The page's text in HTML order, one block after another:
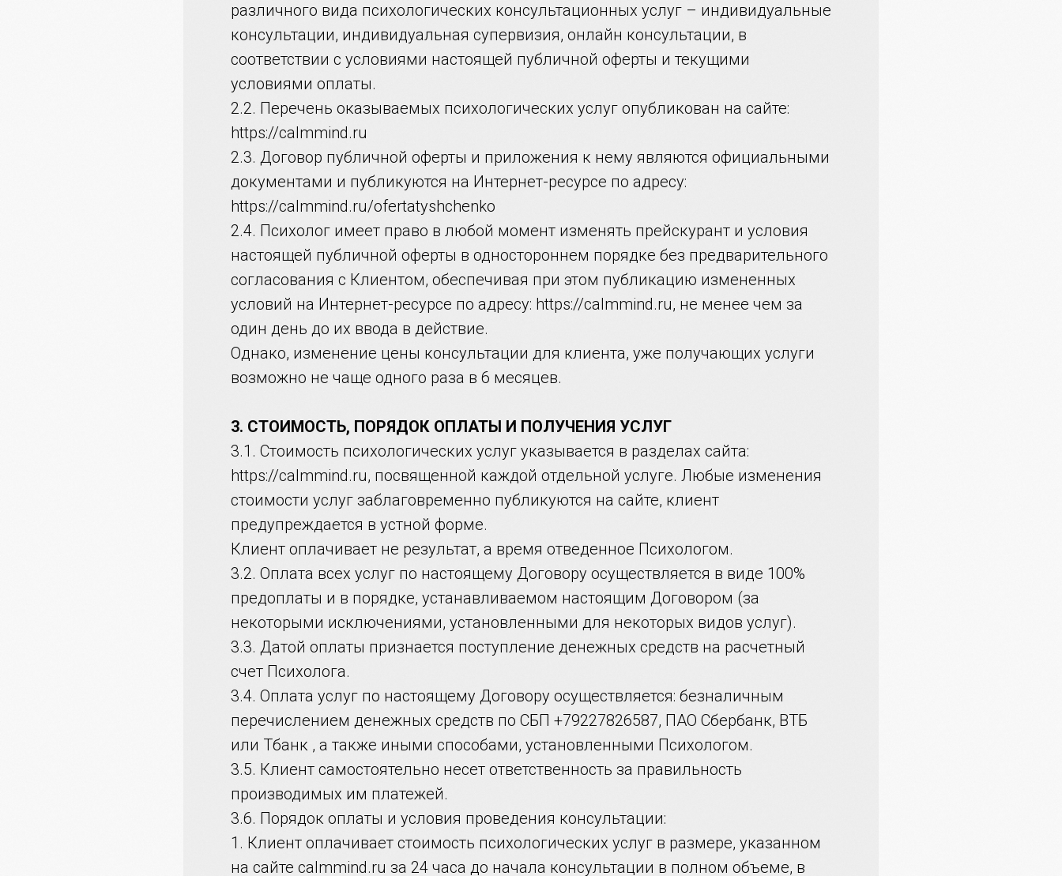
различного вида психологических консультационных услуг – индивидуальные
консультации, индивидуальная супервизия, онлайн консультации, в
соответствии с условиями настоящей публичной оферты и текущими
условиями оплаты.
2.2. Перечень оказываемых психологических услуг опубликован на сайте:
https://calmmind.ru
2.3. Договор публичной оферты и приложения к нему являются официальными
документами и публикуются на Интернет-ресурсе по адресу:
https://calmmind.ru/ofertatyshchenko
2.4. Психолог имеет право в любой момент изменять прейскурант и условия
настоящей публичной оферты в одностороннем порядке без предварительного
согласования с Клиентом, обеспечивая при этом публикацию измененных
условий на Интернет-ресурсе по адресу: https://calmmind.ru, не менее чем за
один день до их ввода в действие.
Однако, изменение цены консультации для клиента, уже получающих услуги
возможно не чаще одного раза в 6 месяцев.
3. СТОИМОСТЬ, ПОРЯДОК ОПЛАТЫ И ПОЛУЧЕНИЯ УСЛУГ
3.1. Стоимость психологических услуг указывается в разделах сайта:
https://calmmind.ru, посвященной каждой отдельной услуге. Любые изменения
стоимости услуг заблаговременно публикуются на сайте, клиент
предупреждается в устной форме.
Клиент оплачивает не результат, а время отведенное Психологом.
3.2. Оплата всех услуг по настоящему Договору осуществляется в виде 100%
предоплаты и в порядке, устанавливаемом настоящим Договором (за
некоторыми исключениями, установленными для некоторых видов услуг).
3.3. Датой оплаты признается поступление денежных средств на расчетный
счет Психолога.
3.4. Оплата услуг по настоящему Договору осуществляется: безналичным
перечислением денежных средств по СБП +79227826587, ПАО Сбербанк, ВТБ
или Тбанк , а также иными способами, установленными Психологом.
3.5. Клиент самостоятельно несет ответственность за правильность
производимых им платежей.
3.6. Порядок оплаты и условия проведения консультации:
1. Клиент оплачивает стоимость психологических услуг в размере, указанном
на сайте calmmind.ru за 24 часа до начала консультации в полном объеме, в